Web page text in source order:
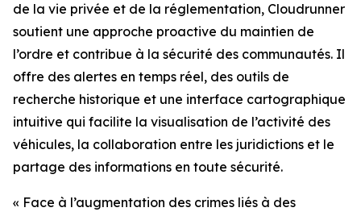
de la vie privée et de la réglementation, Cloudrunner
soutient une approche proactive du maintien de
l’ordre et contribue à la sécurité des communautés. Il
offre des alertes en temps réel, des outils de
recherche historique et une interface cartographique
intuitive qui facilite la visualisation de l’activité des
véhicules, la collaboration entre les juridictions et le
partage des informations en toute sécurité.
« Face à l’augmentation des crimes liés à des